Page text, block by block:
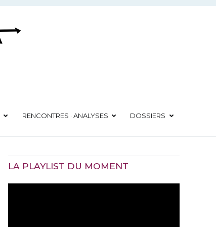
RENCONTRES · ANALYSES DOSSIERS
LA PLAYLIST DU MOMENT